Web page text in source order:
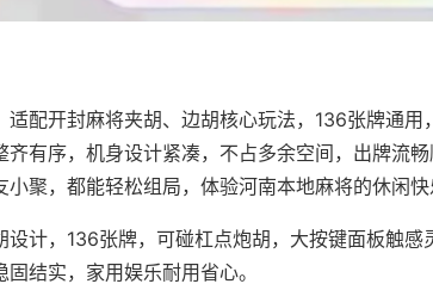
适配开封麻将夹胡、边胡核心玩法，136张牌通用
有序，机身设计紧凑，不占多余空间，出牌流畅
聚，都能轻松组局，体验河南本地麻将的休闲快
计，136张牌，可碰杠点炮胡，大按键面板触感
结实，家用娱乐耐用省心。